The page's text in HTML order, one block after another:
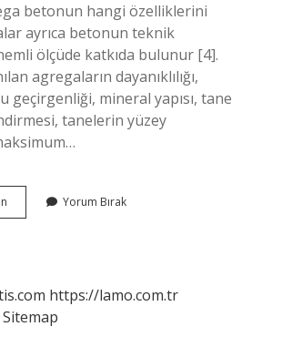
betonun hangi özelliklerini
ayrıca betonun teknik
ölçüde katkıda bulunur [4].
agregaların dayanıklılığı,
geçirgenliği, mineral yapısı, tane
tanelerin yüzey
Nasıl
Yorum Bırak
https://lamo.com.tr
Sitemap